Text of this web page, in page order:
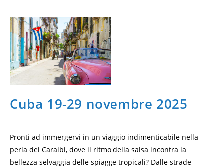
Cuba 19-29 novembre 2025
Pronti ad immergervi in un viaggio indimenticabile nella
perla dei Caraibi, dove il ritmo della salsa incontra la
bellezza selvaggia delle spiagge tropicali? Dalle strade